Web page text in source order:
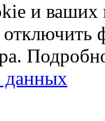
и
отключить
данных